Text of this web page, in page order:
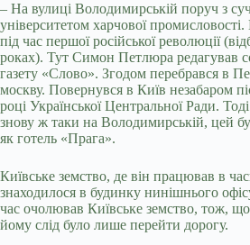
– На вулиці Володимирській поруч з
університетом харчової
під час першої російської революції
роках). Тут Симон Петлюра редагував
газету «Слово». Згодом перебрався в
москву. Повернувся в Київ незабаром
році Української Центральної Ради.
знову ж таки на Володимирській, цей
як готель «Прага».
Київське земство, де він працював в
знаходилося в будинку нинішнього
час очолював Київське земство, тож,
йому слід було лише перейти дорогу.